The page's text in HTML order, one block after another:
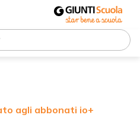
agli abbonati io+